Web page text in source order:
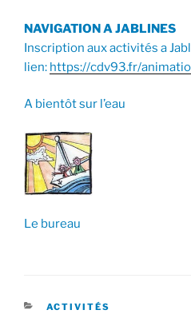
NAVIGATION A JABLINES
Inscription aux activités a
lien: https://cdv93.fr/
A bientôt sur l’eau
Le bureau
CATÉGORIES
ACTIVITÉS